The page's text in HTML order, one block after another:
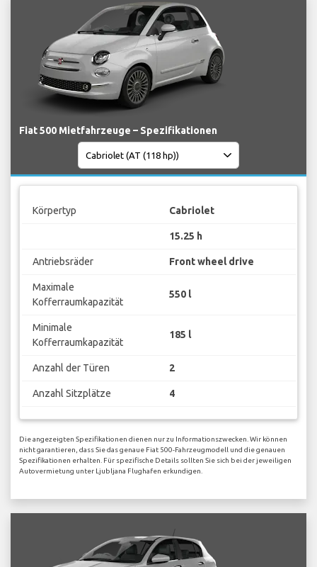
Fiat 500 Mietfahrzeuge – Spezifikationen
Körpertyp Cabriolet
15.25 h
Antriebsräder Front wheel drive
Maximale
Kofferraumkapazität
550 l
Minimale
Kofferraumkapazität
185 l
Anzahl der Türen 2
Anzahl Sitzplätze 4
Die angezeigten Spezifikationen dienen nur zu Informationszwecken. Wir können
nicht garantieren, dass Sie das genaue Fiat 500-Fahrzeugmodell und die genauen
Spezifikationen erhalten. Für spezifische Details sollten Sie sich bei der jeweiligen
Autovermietung unter Ljubljana Flughafen erkundigen.